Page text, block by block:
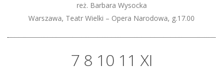
reż. Barbara Wysocka
Warszawa, Teatr Wielki – Opera Narodowa, g.17.00
7 8 10 11 XI